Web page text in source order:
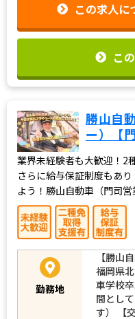
この求人に
こ
勝山自
ー）【
業界未経験者も大歓迎！2
さらに給与保証制度もあ
よう！勝山自動車（門司営
勤務地
【勝山
福岡県
車学校
間とし
す） 【